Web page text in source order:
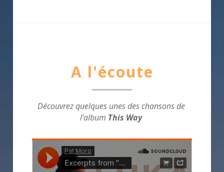
A l'écoute
Découvrez quelques unes des chansons de
l'album This Way